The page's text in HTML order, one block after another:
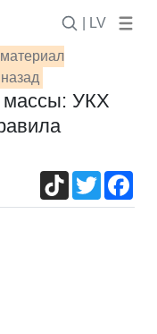
| LV
массы: УКХ
TikTokTwitter